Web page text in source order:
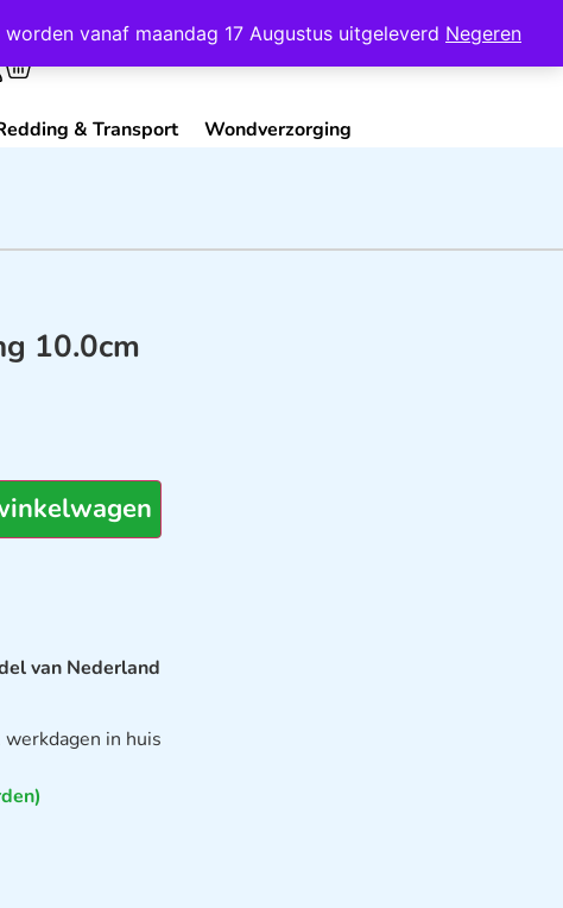
vanaf maandag 17 Augustus uitgeleverd Negeren
Mijn Account Contact
& Transport Wondverzorging
10.0cm
van Nederland
in huis